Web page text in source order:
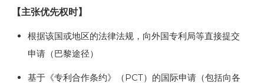
【主张优先权时】
根据该国或地区的法律法规，向外国专利局等直接提交
申请（巴黎途径）
基于《专利合作条约》（PCT）的国际申请（包括向各